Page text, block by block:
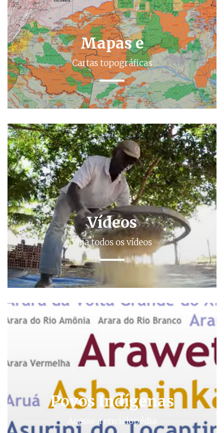
Mapas e
Cartas topográficas
Vídeos
Veja todos os vídeos
Povos Indígenas
Acesse a enciclopédia